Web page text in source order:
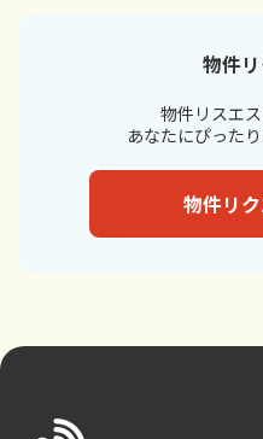
物件
物件リスエ
あなたにぴった
物件リ